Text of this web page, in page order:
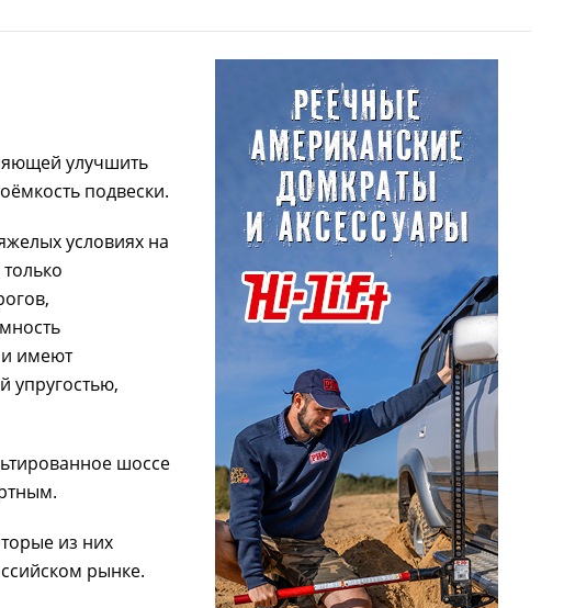
улучшить
подвески.
условиях на
имеют
упругостью,
шоссе
из них
рынке.